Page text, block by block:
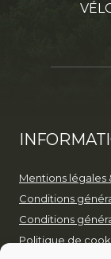
Mentions
Conditions
Conditions
Politique de